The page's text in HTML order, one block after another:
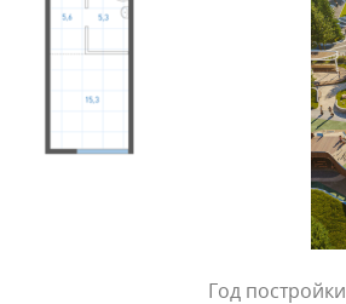
Год постройки